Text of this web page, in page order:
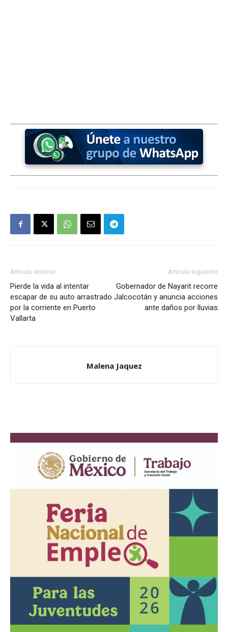
Artículo anterior
Pierde la vida al intentar
escapar de su auto arrastrado
por la corriente en Puerto
Vallarta
Artículo siguiente
Gobernador de Nayarit recorre
Jalcocotán y anuncia acciones
ante daños por lluvias
Malena Jaquez